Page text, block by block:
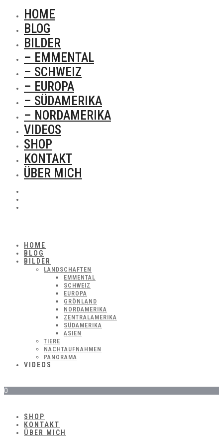
HOME
BLOG
BILDER
– EMMENTAL
– SCHWEIZ
– EUROPA
– SÜDAMERIKA
– NORDAMERIKA
VIDEOS
SHOP
KONTAKT
ÜBER MICH
HOME
BLOG
BILDER
LANDSCHAFTEN
EMMENTAL
SCHWEIZ
EUROPA
GRÖNLAND
NORDAMERIKA
ZENTRALAMERIKA
SÜDAMERIKA
ASIEN
TIERE
NACHTAUFNAHMEN
PANORAMA
VIDEOS
0
SHOP
KONTAKT
ÜBER MICH